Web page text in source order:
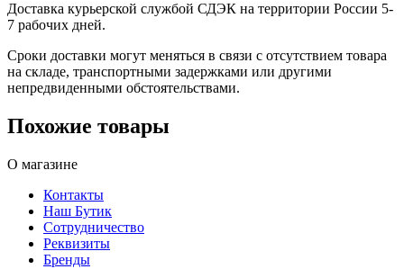
Доставка курьерской службой СДЭК на территории России 5-
7 рабочих дней.
Сроки доставки могут меняться в связи с отсутствием товара
на складе, транспортными задержками или другими
непредвиденными обстоятельствами.
Похожие товары
О магазине
Контакты
Наш Бутик
Сотрудничество
Реквизиты
Бренды